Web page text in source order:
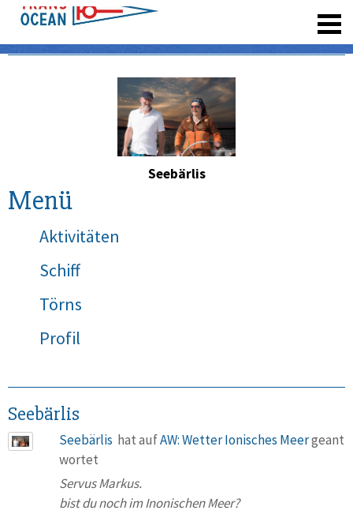
Seebärlis
Menü
Aktivitäten
Schiff
Törns
Profil
Seebärlis
Seebärlis hat aufAW: Wetter Ionisches Meergeant
wortet
Servus Markus.
bist du noch im Inonischen Meer?